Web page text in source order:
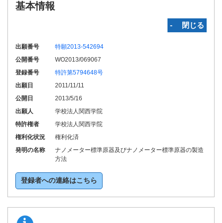
基本情報
‐ 閉じる
出願番号
特願2013-542694
公開番号
WO2013/069067
登録番号
特許第5794648号
出願日
2011/11/11
公開日
2013/5/16
出願人
学校法人関西学院
特許権者
学校法人関西学院
権利化状況
権利化済
発明の名称
ナノメーター標準原器及びナノメーター標準原器の製造
方法
登録者への連絡はこちら